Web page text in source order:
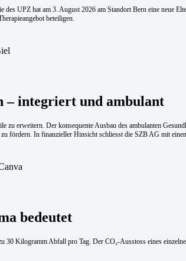
UPZ hat am 3. August 2026 am Standort Bern eine neue
beteiligen.
– in­te­griert und am­bu­lant
zu erweitern. Der konsequente Ausbau des ambulanten
fördern. In finanzieller Hinsicht schliesst die SZB AG mit
bedeutet
30 Kilogramm Abfall pro Tag. Der CO₂-Ausstoss eines